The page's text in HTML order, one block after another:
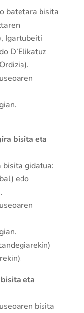
batetara bisita
Igartubeiti
D’Elikatuz
bisita eta
bisita gidatua:
edo
eta
bisita